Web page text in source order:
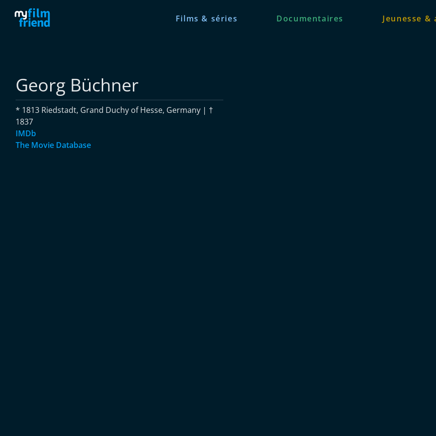
Films & séries Documentaires Jeunesse &
Georg Büchner
* 1813 Riedstadt, Grand Duchy of Hesse, Germany | †
1837
IMDb
The Movie Database